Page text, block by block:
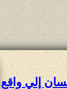
إلي واقع